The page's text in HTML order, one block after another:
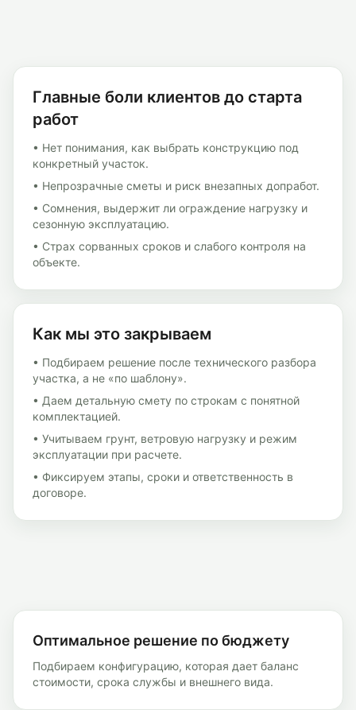
Главные боли клиентов до старта
работ
• Нет понимания, как выбрать конструкцию под
конкретный участок.
• Непрозрачные сметы и риск внезапных допработ.
• Сомнения, выдержит ли ограждение нагрузку и
сезонную эксплуатацию.
• Страх сорванных сроков и слабого контроля на
объекте.
Как мы это закрываем
• Подбираем решение после технического разбора
участка, а не «по шаблону».
• Даем детальную смету по строкам с понятной
комплектацией.
• Учитываем грунт, ветровую нагрузку и режим
эксплуатации при расчете.
• Фиксируем этапы, сроки и ответственность в
договоре.
Оптимальное решение по бюджету
Подбираем конфигурацию, которая дает баланс
стоимости, срока службы и внешнего вида.